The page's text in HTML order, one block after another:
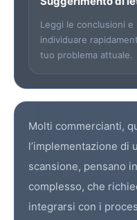
Leggi le conclusioni
individuare
tuo problema attuale.
Molti commercianti,
l’implementazione di
scansione, pensano
complesso, che
integrarsi con i